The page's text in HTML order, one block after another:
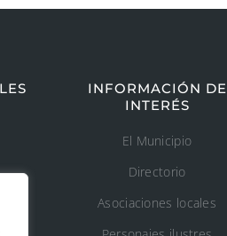
INFORMACIÓN DE
INTERÉS
El Municipio
Directorio
Asociaciones locales